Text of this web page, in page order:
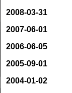
2008-03-31
2007-06-01
2006-06-05
2005-09-01
2004-01-02